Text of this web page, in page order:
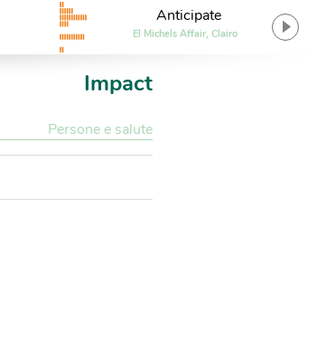
Anticipate
El Michels Affair, Clairo
Impact
Persone e salute